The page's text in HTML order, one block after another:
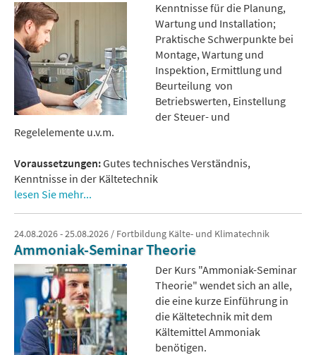
Kenntnisse für die Planung,
Wartung und Installation;
Praktische Schwerpunkte bei
Montage, Wartung und
Inspektion, Ermittlung und
Beurteilung von
Betriebswerten, Einstellung
der Steuer- und
Regelelemente u.v.m.
Voraussetzungen:Gutes technisches Verständnis,
Kenntnisse in der Kältetechnik
lesen Sie mehr...
24.08.2026 - 25.08.2026 / Fortbildung Kälte- und Klimatechnik
Ammoniak-Seminar Theorie
Der Kurs "Ammoniak-Seminar
Theorie" wendet sich an alle,
die eine kurze Einführung in
die Kältetechnik mit dem
Kältemittel Ammoniak
benötigen.